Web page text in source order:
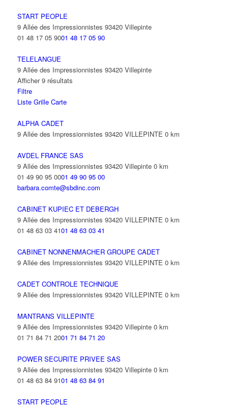
START PEOPLE
9 Allée des Impressionnistes 93420 Villepinte
01 48 17 05 9001 48 17 05 90
TELELANGUE
9 Allée des Impressionnistes 93420 Villepinte
Afficher 9 résultats
Filtre
Liste Grille Carte
ALPHA CADET
9 Allée des Impressionnistes 93420 VILLEPINTE 0 km
AVDEL FRANCE SAS
9 Allée des Impressionnistes 93420 Villepinte 0 km
01 49 90 95 0001 49 90 95 00
barbara.comte@sbdinc.com
CABINET KUPIEC ET DEBERGH
9 Allée des Impressionnistes 93420 VILLEPINTE 0 km
01 48 63 03 4101 48 63 03 41
CABINET NONNENMACHER GROUPE CADET
9 Allée des Impressionnistes 93420 VILLEPINTE 0 km
CADET CONTROLE TECHNIQUE
9 Allée des Impressionnistes 93420 VILLEPINTE 0 km
MANTRANS VILLEPINTE
9 Allée des Impressionnistes 93420 Villepinte 0 km
01 71 84 71 2001 71 84 71 20
POWER SECURITE PRIVEE SAS
9 Allée des Impressionnistes 93420 Villepinte 0 km
01 48 63 84 9101 48 63 84 91
START PEOPLE